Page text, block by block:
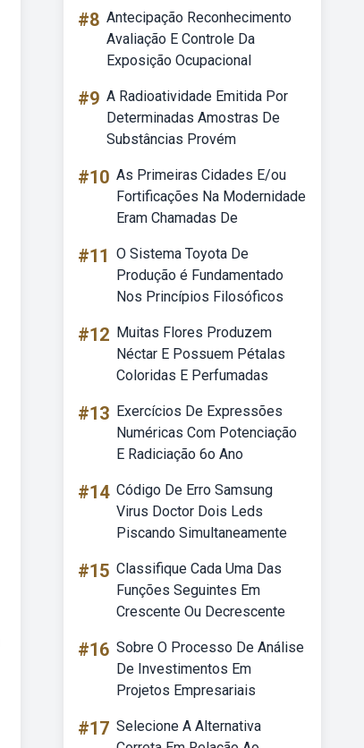
#8 Antecipação Reconhecimento
Avaliação E Controle Da
Exposição Ocupacional
#9 A Radioatividade Emitida Por
Determinadas Amostras De
Substâncias Provém
#10 As Primeiras Cidades E/ou
Fortificações Na Modernidade
Eram Chamadas De
#11 O Sistema Toyota De
Produção é Fundamentado
Nos Princípios Filosóficos
#12 Muitas Flores Produzem
Néctar E Possuem Pétalas
Coloridas E Perfumadas
#13 Exercícios De Expressões
Numéricas Com Potenciação
E Radiciação 6o Ano
#14 Código De Erro Samsung
Virus Doctor Dois Leds
Piscando Simultaneamente
#15 Classifique Cada Uma Das
Funções Seguintes Em
Crescente Ou Decrescente
#16 Sobre O Processo De Análise
De Investimentos Em
Projetos Empresariais
#17 Selecione A Alternativa